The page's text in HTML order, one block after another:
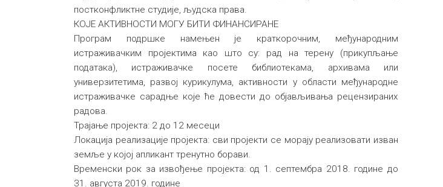
постконфликтне студије, људска права.
КОЈЕ АКТИВНОСТИ МОГУ БИТИ ФИНАНСИРАНЕ
Програм подршке намењен је краткорочним, међународним
истраживачким пројектима као што су: рад на терену (прикупљање
података), истраживачке посете библиотекама, архивама или
универзитетима, развој курикулума, активности у области међународне
истраживачке сарадње које ће довести до објављивања рецензираних
радова.
Трајање пројекта: 2 до 12 месеци
Локација реализације пројекта: сви пројекти се морају реализовати изван
земље у којој апликант тренутно борави.
Временски рок за извођење пројекта: од 1. септембра 2018. године до
31. августа 2019. године